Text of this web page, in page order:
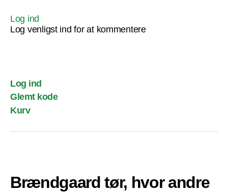
Log ind
Log venligst ind for at kommentere
Log ind
Glemt kode
Kurv
Brændgaard tør, hvor andre